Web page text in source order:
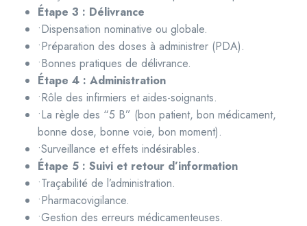
Étape 3 : Délivrance
•Dispensation nominative ou globale.
•Préparation des doses à administrer (PDA).
•Bonnes pratiques de délivrance.
Étape 4 : Administration
•Rôle des infirmiers et aides-soignants.
•La règle des “5 B” (bon patient, bon médicament,
bonne dose, bonne voie, bon moment).
•Surveillance et effets indésirables.
Étape 5 : Suivi et retour d’information
•Traçabilité de l’administration.
•Pharmacovigilance.
•Gestion des erreurs médicamenteuses.